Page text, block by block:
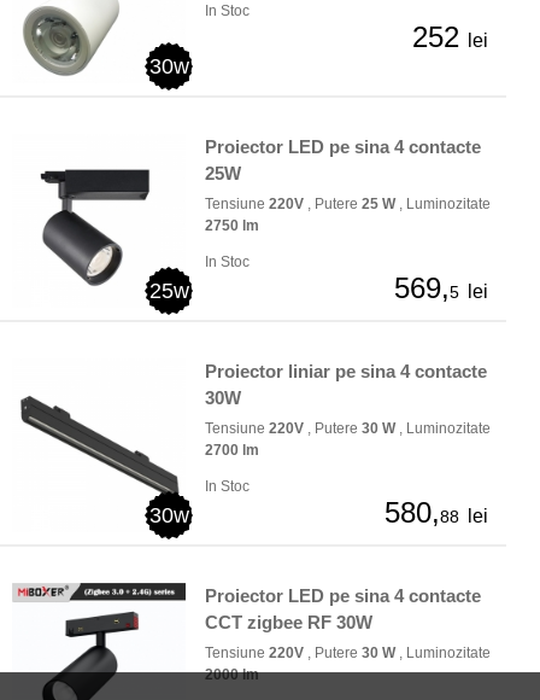
30w
In Stoc
252 lei
25w
Proiector LED pe sina 4 contacte
25W
Tensiune 220V , Putere 25 W, Luminozitate
2750 lm
In Stoc
569,5 lei
30w
Proiector liniar pe sina 4 contacte
30W
Tensiune 220V , Putere 30 W, Luminozitate
2700 lm
In Stoc
580,88 lei
Proiector LED pe sina 4 contacte
CCT zigbee RF 30W
Tensiune 220V , Putere 30 W, Luminozitate
2000 lm